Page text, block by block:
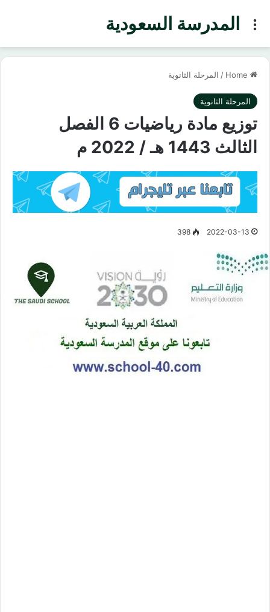
المدرسة السعوديةMenu
/ المرحلة الثانوية
المرحلة الثانوية
توزيع مادة رياضيات 6 الفصل
الثالث 1443 هـ / 2022 م
2022-03-13
398